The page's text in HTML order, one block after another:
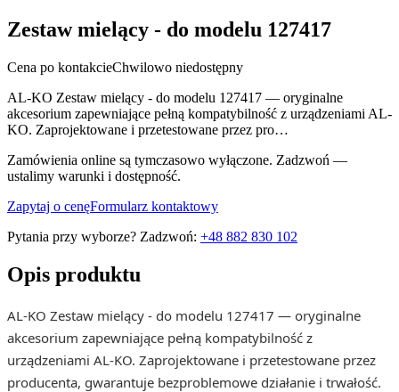
Zestaw mielący - do modelu 127417
Cena po kontakcieChwilowo niedostępny
AL-KO Zestaw mielący - do modelu 127417 — oryginalne
akcesorium zapewniające pełną kompatybilność z urządzeniami AL-
KO. Zaprojektowane i przetestowane przez pro…
Zamówienia online są tymczasowo wyłączone. Zadzwoń —
ustalimy warunki i dostępność.
Zapytaj o cenęFormularz kontaktowy
Pytania przy wyborze? Zadzwoń: +48 882 830 102
Opis produktu
AL-KO Zestaw mielący - do modelu 127417 — oryginalne
akcesorium zapewniające pełną kompatybilność z
urządzeniami AL-KO. Zaprojektowane i przetestowane przez
producenta, gwarantuje bezproblemowe działanie i trwałość.